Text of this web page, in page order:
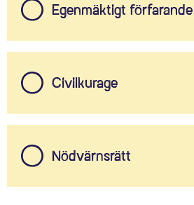
Egenmäktigt förfarande
Civilkurage
Nödvärnsrätt